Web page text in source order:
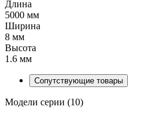
Длина
5000 мм
Ширина
8 мм
Высота
1.6 мм
Сопутствующие товары
Модели серии (10)